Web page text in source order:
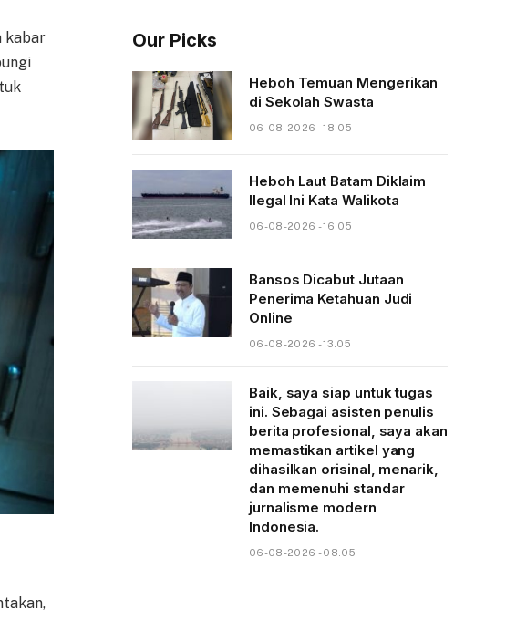
kabar
Our Picks
Heboh Temuan Mengerikan
di Sekolah Swasta
06-08-2026 - 18.05
Heboh Laut Batam Diklaim
Ilegal Ini Kata Walikota
06-08-2026 - 16.05
Bansos Dicabut Jutaan
Penerima Ketahuan Judi
Online
06-08-2026 - 13.05
Baik, saya siap untuk tugas
ini. Sebagai asisten penulis
berita profesional, saya akan
memastikan artikel yang
dihasilkan orisinal, menarik,
dan memenuhi standar
jurnalisme modern
Indonesia.
06-08-2026 - 08.05